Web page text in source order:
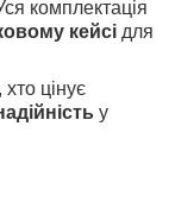
комплектація
кейсі для
цінує
у